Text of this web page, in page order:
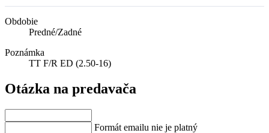
Obdobie
Predné/Zadné
Poznámka
TT F/R ED (2.50-16)
Otázka na predavača
Formát emailu nie je platný